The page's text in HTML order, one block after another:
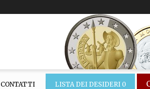
CONTATTI LISTA DEI DESIDERI 0